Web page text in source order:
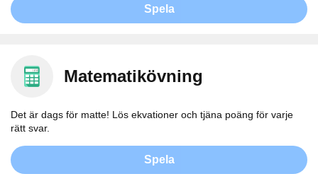
Spela
Matematikövning
Det är dags för matte! Lös ekvationer och tjäna poäng för varje
rätt svar.
Spela